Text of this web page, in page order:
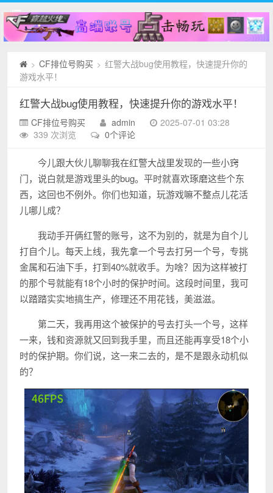
> CF排位号购买 > 红警大战bug使用教程，快速提升你的
游戏水平！
红警大战bug使用教程，快速提升你的游戏水平！
CF排位号购买 admin
2025-07-01 03:28
339 次浏览
0个评论
今儿跟大伙儿聊聊我在红警大战里发现的一些小窍
门，说白就是游戏里头的bug。平时就喜欢琢磨这些个东
西，这回也不例外。你们也知道，玩游戏嘛不整点儿花活
儿哪儿成？
我动手开俩红警的账号，这不为别的，就是为自个儿
打自个儿。每天上线，我先拿一个号去打另一个号，专挑
金属和石油下手，打到40%就收手。为啥？因为这样被打
的那个号就能有18个小时的保护时间。这段时间里，我可
以踏踏实实地搞生产，修理还不用花钱，美滋滋。
第二天，我再用这个被保护的号去打头一个号，这样
一来，钱和资源就又回到我手里，而且还能再享受18个小
时的保护期。你们说，这一来二去的，是不是跟永动机似
的？